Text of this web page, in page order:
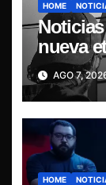
HOME
nueva
primer
AGO 7,
HOME